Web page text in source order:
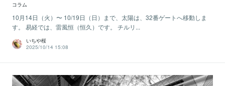
コラム
10月14日（火）〜 10/19日（日）まで、太陽は、32番ゲートへ移動しま
す。 易経では、雷風恒（恒久）です。 チルリ...
いちや桜
2025/10/14 15:08